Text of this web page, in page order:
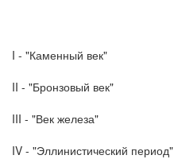
I - "Каменный век"
II - "Бронзовый век"
III - "Век железа"
IV - "Эллинистический период"